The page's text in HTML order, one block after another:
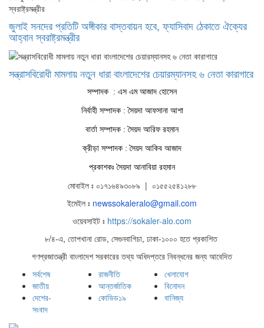
জুলাই সনদের প্রতিটি অঙ্গীকার বাস্তবায়ন হবে, ফ্যাসিবাদ ঠেকাতে ঐক্যের
আহ্বান স্বরাষ্ট্রমন্ত্রীর
সন্ত্রাসবিরোধী মামলায় নতুন ধারা বাংলাদেশের চেয়ারম্যানসহ ৬ নেতা কারাগারে
সম্পাদক : এস এম আজাদ হোসেন
নির্বাহী সম্পাদক : সৈয়দা আফসানা আশা
বার্তা সম্পাদক : সৈয়দ আরিফ রহমান
ক্রীড়া সম্পাদক : সৈয়দ আকিব আজাদ
প্রকাশকঃ সৈয়দা আনাবিয়া রহমান
মোবাইল ঃ ০১৭১৬৪৯৩০৮৯ | ০১৫৫২৫৪১২৮৮
ইমেইল ঃ newssokaleralo@gmail.com
ওয়েবসাইট ঃ https://sokaler-alo.com
৮/৪-এ, তোপখানা রোড, সেগুনবাগিচা, ঢাকা-১০০০ হতে প্রকাশিত
গণপ্রজাতন্ত্রী বাংলাদেশ সরকারের তথ্য অধিদপ্তরে নিবন্ধনের জন্য আবেদিত
সর্বশেষ
জাতীয়
দেশের-
সংবাদ
রাজনীতি
আন্তর্জাতিক
কোভিড১৯
খেলাযোগ
বিনোদন
বানিজ্য